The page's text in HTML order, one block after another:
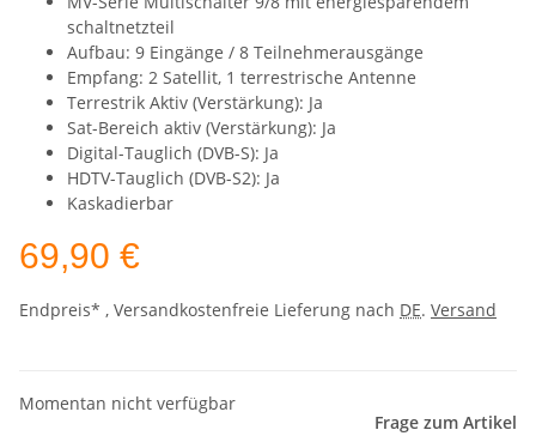
schaltnetzteil
Aufbau: 9 Eingänge / 8 Teilnehmerausgänge
Empfang: 2 Satellit, 1 terrestrische Antenne
Terrestrik Aktiv (Verstärkung): Ja
Sat-Bereich aktiv (Verstärkung): Ja
Digital-Tauglich (DVB-S): Ja
HDTV-Tauglich (DVB-S2): Ja
Kaskadierbar
69,90 €
Endpreis* , Versandkostenfreie Lieferung nach DE. Versand
Momentan nicht verfügbar
Frage zum Artikel